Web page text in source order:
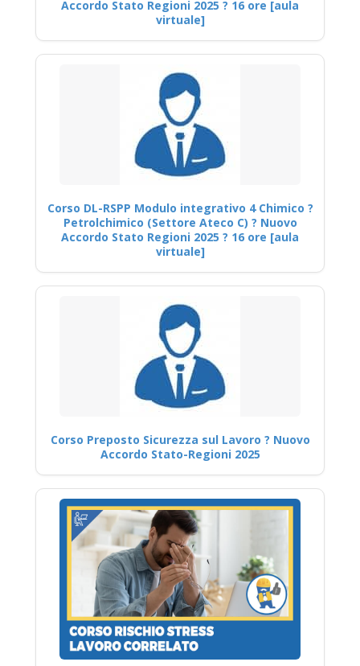
Accordo Stato Regioni 2025 ? 16 ore [aula
virtuale]
Corso DL-RSPP Modulo integrativo 4 Chimico ?
Petrolchimico (Settore Ateco C) ? Nuovo
Accordo Stato Regioni 2025 ? 16 ore [aula
virtuale]
Corso Preposto Sicurezza sul Lavoro ? Nuovo
Accordo Stato-Regioni 2025